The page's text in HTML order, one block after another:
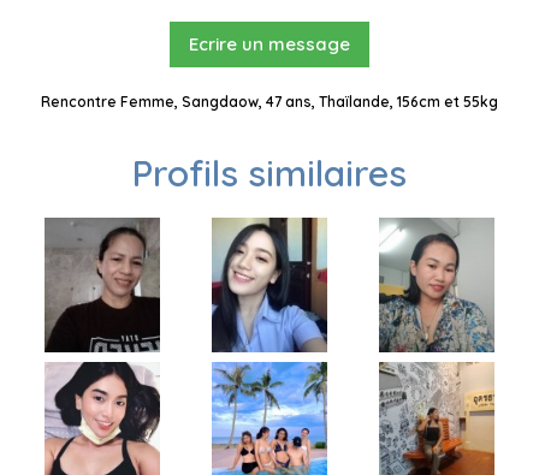
Ecrire un message
Rencontre Femme, Sangdaow, 47 ans, Thaïlande, 156cm et 55kg
Profils similaires